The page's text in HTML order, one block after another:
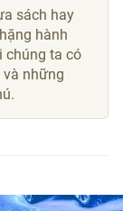
sách hay
hành
chúng ta có
những